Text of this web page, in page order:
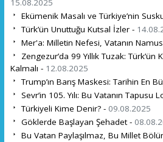
15.08.2025
Ekümenik Masalı ve Türkiye’nin
Türk’ün Unuttuğu Kutsal İzler -
Mer'a: Milletin Nefesi, Vatanın
Zengezur’da 99 Yıllık Tuzak: Türk’ün
Kalmalı - 12.08.2025
Trump’ın Barış Maskesi: Tarihin En
Sevr’in 105. Yılı: Bu Vatanın Tapusu
Türkiyeli Kime Denir? - 09.08.2025
Göklerde Başlayan Şehadet -
Bu Vatan Paylaşılmaz, Bu Millet